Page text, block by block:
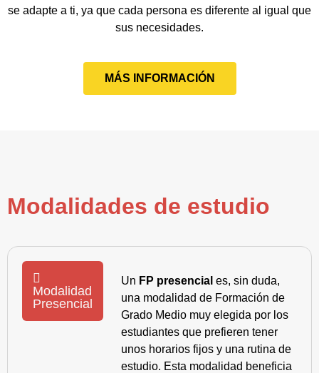
se adapte a ti, ya que cada persona es diferente al igual que
sus necesidades.
MÁS INFORMACIÓN
Modalidades de estudio
Modalidad
Presencial
Un FP presencial es, sin duda,
una modalidad de Formación de
Grado Medio muy elegida por los
estudiantes que prefieren tener
unos horarios fijos y una rutina de
estudio. Esta modalidad beneficia